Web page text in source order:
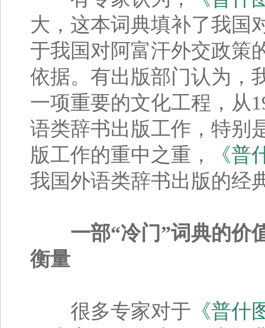
大，这本词典填补了我国
于我国对阿富汗外交政策
依据。有出版部门认为，
一项重要的文化工程，从
语类辞书出版工作，特别
版工作的重中之重，
《普
我国外语类辞书出版的经
一部“冷门”词典的价
衡量
很多专家对于 《普什